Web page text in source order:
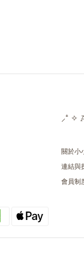
⸝⁺ ✧
關於小
連結與
會員制